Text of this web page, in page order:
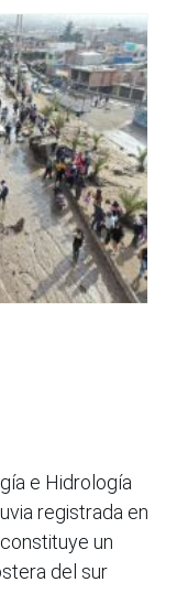
e Hidrología
registrada en
un
del sur